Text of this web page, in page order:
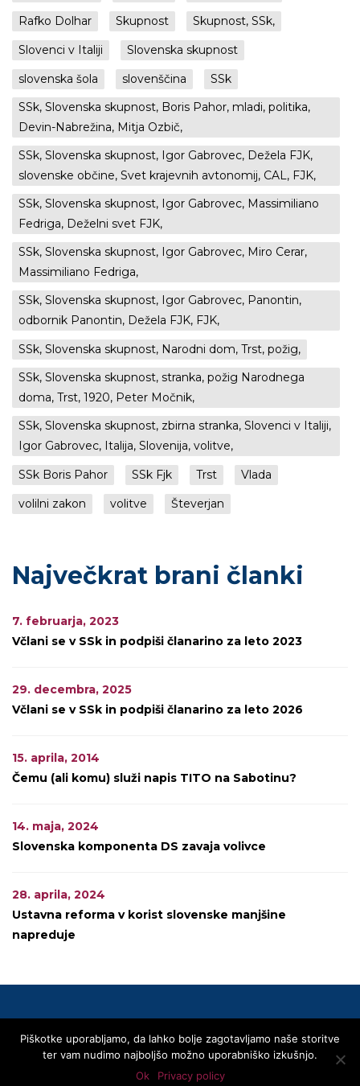
Rafko Dolhar
Skupnost
Skupnost, SSk,
Slovenci v Italiji
Slovenska skupnost
slovenska šola
slovenščina
SSk
SSk, Slovenska skupnost, Boris Pahor, mladi, politika,
Devin-Nabrežina, Mitja Ozbič,
SSk, Slovenska skupnost, Igor Gabrovec, Dežela FJK,
slovenske občine, Svet krajevnih avtonomij, CAL, FJK,
SSk, Slovenska skupnost, Igor Gabrovec, Massimiliano
Fedriga, Deželni svet FJK,
SSk, Slovenska skupnost, Igor Gabrovec, Miro Cerar,
Massimiliano Fedriga,
SSk, Slovenska skupnost, Igor Gabrovec, Panontin,
odbornik Panontin, Dežela FJK, FJK,
SSk, Slovenska skupnost, Narodni dom, Trst, požig,
SSk, Slovenska skupnost, stranka, požig Narodnega
doma, Trst, 1920, Peter Močnik,
SSk, Slovenska skupnost, zbirna stranka, Slovenci v Italiji,
Igor Gabrovec, Italija, Slovenija, volitve,
SSk Boris Pahor
SSk Fjk Trst
Vlada
volilni zakon
volitve Števerjan
Največkrat brani članki
7. februarja, 2023
Včlani se v SSk in podpiši članarino za leto 2023
29. decembra, 2025
Včlani se v SSk in podpiši članarino za leto 2026
15. aprila, 2014
Čemu (ali komu) služi napis TITO na Sabotinu?
14. maja, 2024
Slovenska komponenta DS zavaja volivce
28. aprila, 2024
Ustavna reforma v korist slovenske manjšine
napreduje
© 2020 SLOVENSKA SKUPNOST
Kontakti Transparentnost – Area Trasparenza
Piškotke uporabljamo, da lahko bolje zagotavljamo naše storitve
ter vam nudimo najboljšo možno uporabniško izkušnjo.
Ok
Privacy policy